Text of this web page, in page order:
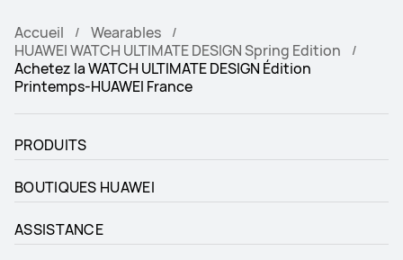
Accueil
Wearables
HUAWEI WATCH ULTIMATE DESIGN Spring Edition
Achetez la WATCH ULTIMATE DESIGN Édition
Printemps-HUAWEI France
PRODUITS
BOUTIQUES HUAWEI
ASSISTANCE